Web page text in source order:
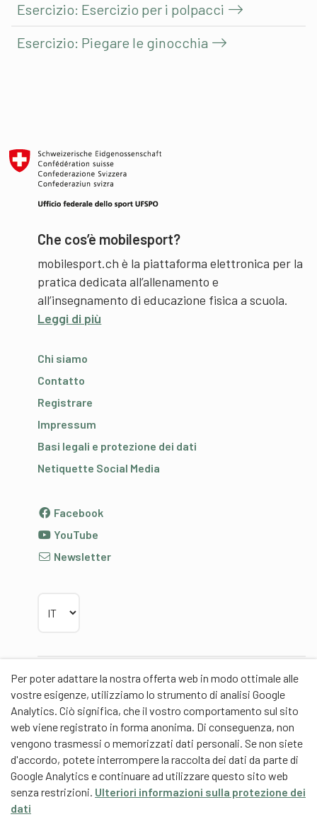
Per poter adattare la nostra offerta web in modo ottimale alle
vostre esigenze, utilizziamo lo strumento di analisi Google
Analytics. Ciò significa, che il vostro comportamento sul sito
web viene registrato in forma anonima. Di conseguenza, non
vengono trasmessi o memorizzati dati personali. Se non siete
d'accordo, potete interrompere la raccolta dei dati da parte di
Google Analytics e continuare ad utilizzare questo sito web
senza restrizioni. Ulteriori informazioni sulla protezione dei
dati
Esercizio: Esercizio per i polpacci
Esercizio: Piegare le ginocchia
Che cos’è mobilesport?
mobilesport.ch è la piattaforma elettronica per la
pratica dedicata all’allenamento e
all’insegnamento di educazione fisica a scuola.
Leggi di più
Chi siamo
Contatto
Registrare
Impressum
Basi legali e protezione dei dati
Netiquette Social Media
Facebook
YouTube
Newsletter
Partner
Partner di contenuti
Scuola universitaria federale dello Sport Macolin